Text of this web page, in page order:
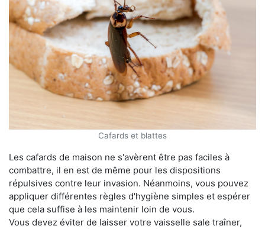
Cafards et blattes
Les cafards de maison ne s'avèrent être pas faciles à
combattre, il en est de même pour les dispositions
répulsives contre leur invasion. Néanmoins, vous pouvez
appliquer différentes règles d'hygiène simples et espérer
que cela suffise à les maintenir loin de vous.
Vous devez éviter de laisser votre vaisselle sale traîner,